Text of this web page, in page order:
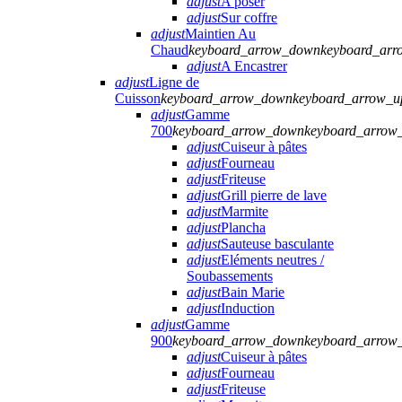
adjustSur coffre
adjustMaintien Au
Chaudkeyboard_arrow_down
adjustA Encastrer
adjustLigne de
Cuissonkeyboard_arrow_down
adjustGamme
700keyboard_arrow_down
adjustCuiseur à pâtes
adjustFourneau
adjustFriteuse
adjustGrill pierre de lave
adjustMarmite
adjustPlancha
adjustSauteuse basculante
adjustEléments neutres /
Soubassements
adjustBain Marie
adjustInduction
adjustGamme
900keyboard_arrow_down
adjustCuiseur à pâtes
adjustFourneau
adjustFriteuse